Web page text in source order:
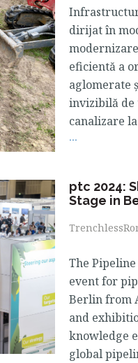
dirijat în
eficientă a
aglomerate
invizibilă de
canalizare
...
ptc 2024:
Stage in
The
event for
Berlin from
and
knowledge
global